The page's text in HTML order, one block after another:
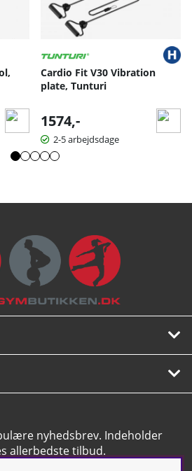
Cardio Fit V30 Vibration
plate, Tunturi
1574,-
2-5 arbejdsdage
nyhedsbrev. Indeholder
allerbedste tilbud.